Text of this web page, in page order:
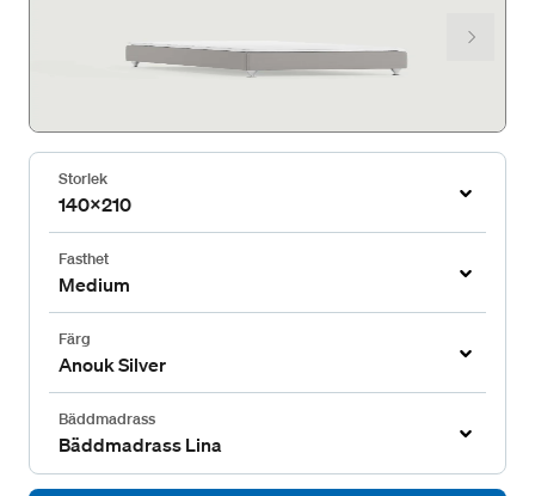
Storlek
140x210
Fasthet
Medium
Färg
Anouk Silver
Bäddmadrass
Bäddmadrass Lina